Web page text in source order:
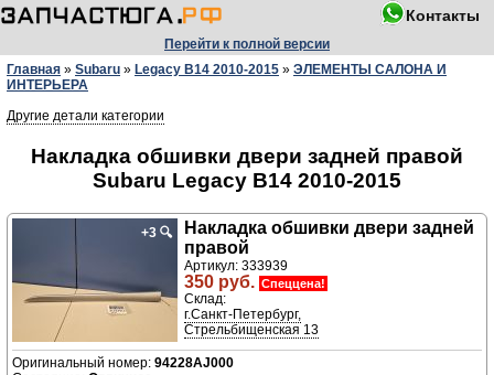
Контакты
Перейти к полной версии
Главная » Subaru » Legacy B14 2010-2015 » ЭЛЕМЕНТЫ САЛОНА И
ИНТЕРЬЕРА
Другие детали категории
Накладка обшивки двери задней правой
Subaru Legacy B14 2010-2015
+3 🔍
Накладка обшивки двери задней
правой
Артикул: 333939
350 руб. Спеццена!
Склад:
г.Санкт-Петербург,
Стрельбищенская 13
94228AJ000